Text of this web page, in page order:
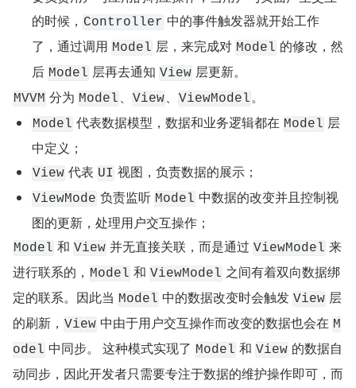
的时候， Controller 中的事件触发器就开始工作
了，通过调用 Model 层，来完成对 Model 的修改，然
后 Model 层再去通知 View 层更新。
MVVM 分为 Model 、 View、 ViewModel。
Model 代表数据模型，数据和业务逻辑都在 Model 层
中定义；
View 代表 UI 视图，负责数据的展示；
ViewMode 负责监听 Model 中数据的改变并且控制视
图的更新，处理用户交互操作；
Model 和 View 并无直接关联，而是通过 ViewModel 来
进行联系的， Model 和 ViewModel 之间有着双向数据绑
定的联系。因此当 Model 中的数据改变时会触发 View 层
的刷新， View 中由于用户交互操作而改变的数据也会在 M
odel 中同步。 这种模式实现了 Model 和 View 的数据自
动同步，因此开发者只需要专注于数据的维护操作即可，而